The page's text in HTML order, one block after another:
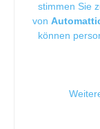
stimmen Sie
von
können